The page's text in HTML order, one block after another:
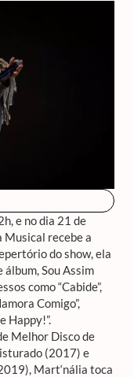
e no dia 21 de
Musical recebe a
do show, ela
Sou Assim
como “Cabide”,
Comigo”,
Happy!”.
Melhor Disco de
(2017) e
Mart‘nália toca